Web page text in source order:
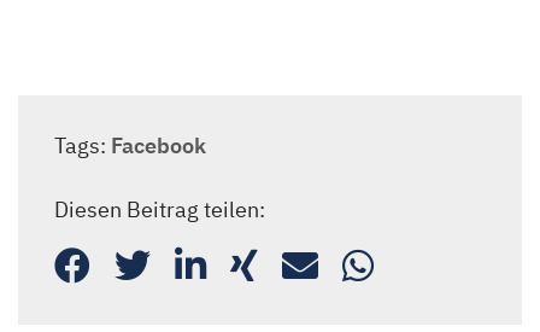
Tags: Facebook
Diesen Beitrag teilen: